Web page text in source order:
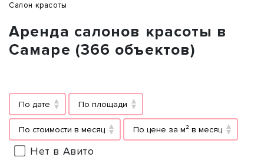
Салон красоты
Аренда салонов красоты в
Самаре (366 объектов)
По дате По площади
По стоимости в месяц По цене за м² в месяц
Нет в Авито